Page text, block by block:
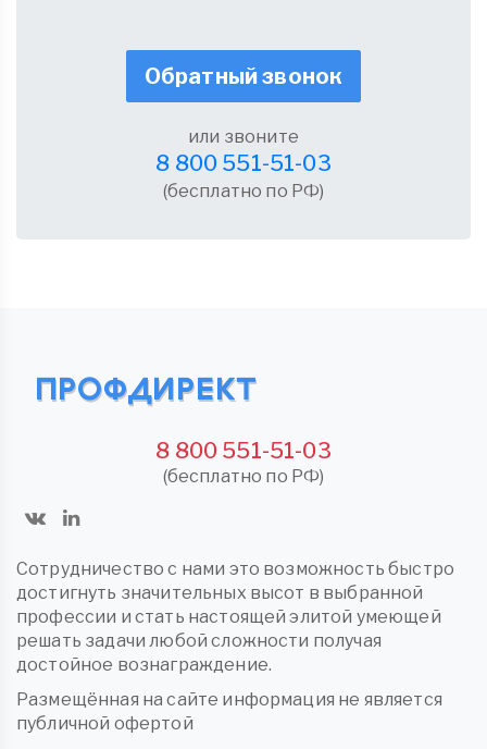
Обратный звонок
или звоните
8 800 551-51-03
(бесплатно по РФ)
8 800 551-51-03
(бесплатно по РФ)
Сотрудничество с нами это возможность быстро
достигнуть значительных высот в выбранной
профессии и стать настоящей элитой умеющей
решать задачи любой сложности получая
достойное вознаграждение.
Размещённая на сайте информация не является
публичной офертой